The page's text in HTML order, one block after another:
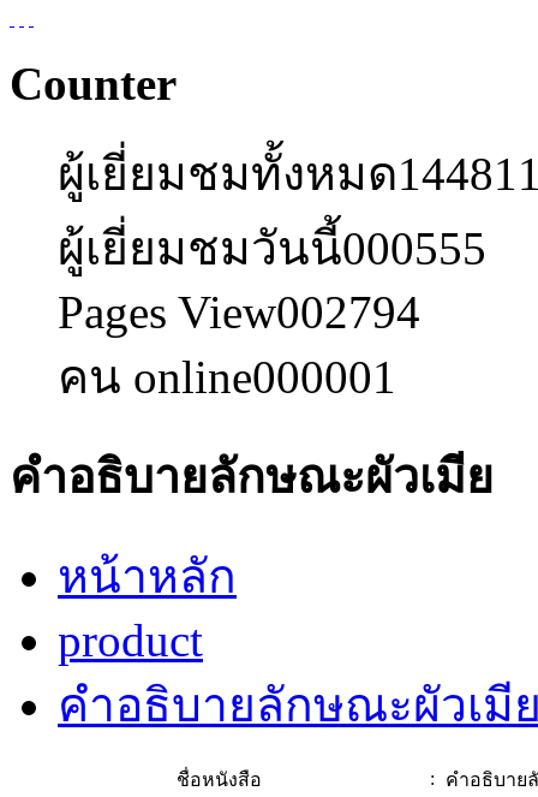
Counter
ผู้เยี่ยมชมทั้งหมด
ผู้เยี่ยมชมวันนี้000555
Pages View002794
คน online000001
คำอธิบายลักษณะผัวเมีย
หน้าหลัก
product
คำอธิบายลักษณะผัวเมี
ชื่อหนังสือ :
คำอธิบาย